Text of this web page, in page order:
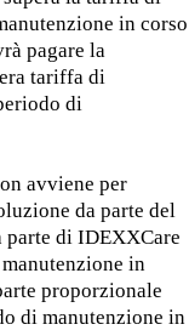
in corso
pagare la
tariffa di
di
avviene per
da parte del
parte di IDEXXCare
in
proporzionale
di manutenzione in